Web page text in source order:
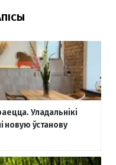
Уладальнікі
новую ўстанову